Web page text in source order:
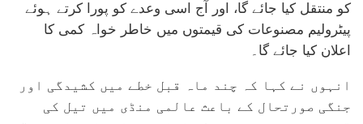
کو منتقل کیا جائے گا، اور آج اسی وعدے کو پورا کرتے ہوئے
پیٹرولیم مصنوعات کی قیمتوں میں خاطر خواہ کمی کا
اعلان کیا جائے گا۔
انہوں نے کہا کہ چند ماہ قبل خطے میں کشیدگی اور
جنگی صورتحال کے باعث عالمی منڈی میں تیل کی